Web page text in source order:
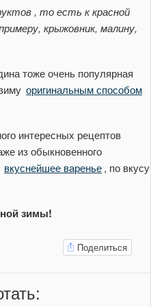
, то есть к красной
крыжовник, малину,
тоже очень популярная
оригинальным способом
интересных рецептов
из обыкновенного
вкуснейшее варенье, по вкусу
зимы!
Поделиться
: